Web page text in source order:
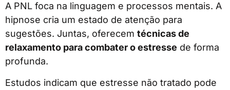
A PNL foca na linguagem e processos mentais. A
hipnose cria um estado de atenção para
sugestões. Juntas, oferecem técnicas de
relaxamento para combater o estresse de forma
profunda.
Estudos indicam que estresse não tratado pode